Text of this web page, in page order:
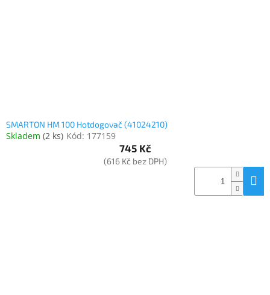
SMARTON HM 100 Hotdogovač (41024210)
Skladem (2 ks) Kód: 177159
745 Kč
(616 Kč bez DPH)